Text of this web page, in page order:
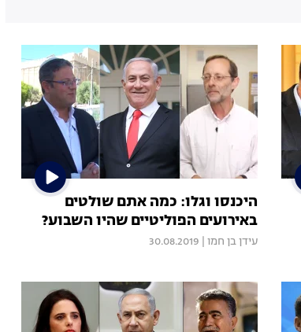
היכנסו וגלו: כמה אתם שולטים
באירועים הפוליטיים שהיו השבוע?
עידן בן חמו 30.08.2019